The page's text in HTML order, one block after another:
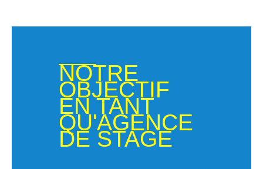
NOTRE
OBJECTIF
EN TANT
QU'AGENCE
DE STAGE